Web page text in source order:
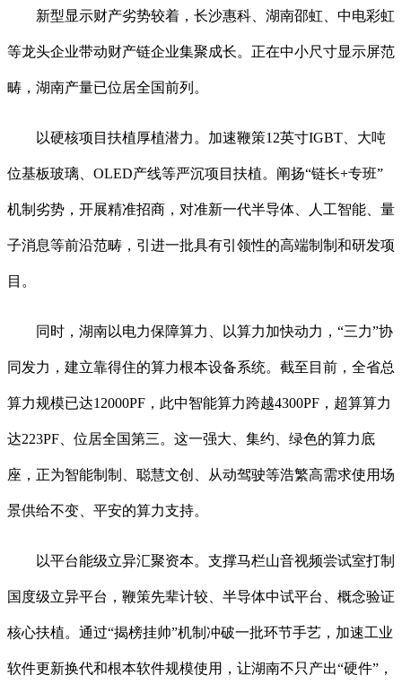
新型显示财产劣势较着，长沙惠科、湖南邵虹、中电彩虹
等龙头企业带动财产链企业集聚成长。正在中小尺寸显示屏范
畴，湖南产量已位居全国前列。
以硬核项目扶植厚植潜力。加速鞭策12英寸IGBT、大吨
位基板玻璃、OLED产线等严沉项目扶植。阐扬“链长+专班”
机制劣势，开展精准招商，对准新一代半导体、人工智能、量
子消息等前沿范畴，引进一批具有引领性的高端制制和研发项
目。
同时，湖南以电力保障算力、以算力加快动力，“三力”协
同发力，建立靠得住的算力根本设备系统。截至目前，全省总
算力规模已达12000PF，此中智能算力跨越4300PF，超算算力
达223PF、位居全国第三。这一强大、集约、绿色的算力底
座，正为智能制制、聪慧文创、从动驾驶等浩繁高需求使用场
景供给不变、平安的算力支持。
以平台能级立异汇聚资本。支撑马栏山音视频尝试室打制
国度级立异平台，鞭策先辈计较、半导体中试平台、概念验证
核心扶植。通过“揭榜挂帅”机制冲破一批环节手艺，加速工业
软件更新换代和根本软件规模使用，让湖南不只产出“硬件”，